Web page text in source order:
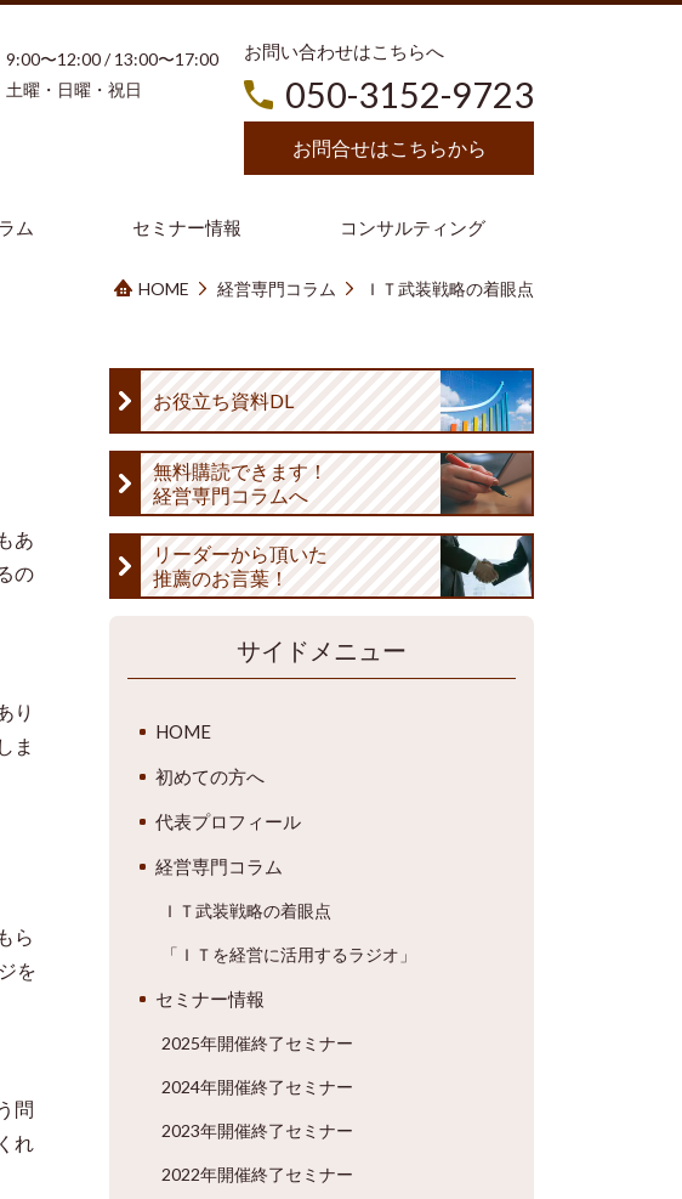
9:00〜12:00 / 13:00〜17:00
土曜・日曜・祝日
お問い合わせはこちらへ
050-3152-9723
お問合せはこちらから
ム セミナー情報 コンサルティング
HOME 経営専門コラム ＩＴ武装戦略の着眼点
あ
の
り
ま
ら
を
問
れ
お役立ち資料DL
無料購読できます！
経営専門コラムへ
リーダーから頂いた
推薦のお言葉！
サイドメニュー
HOME
初めての方へ
代表プロフィール
経営専門コラム
ＩＴ武装戦略の着眼点
「ＩＴを経営に活用するラジオ」
セミナー情報
2025年開催終了セミナー
2024年開催終了セミナー
2023年開催終了セミナー
2022年開催終了セミナー